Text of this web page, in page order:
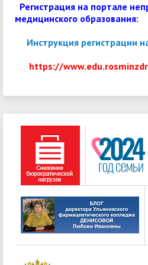
Регистрация на портале
медицинского образования:
Инструкция регистрации
https://